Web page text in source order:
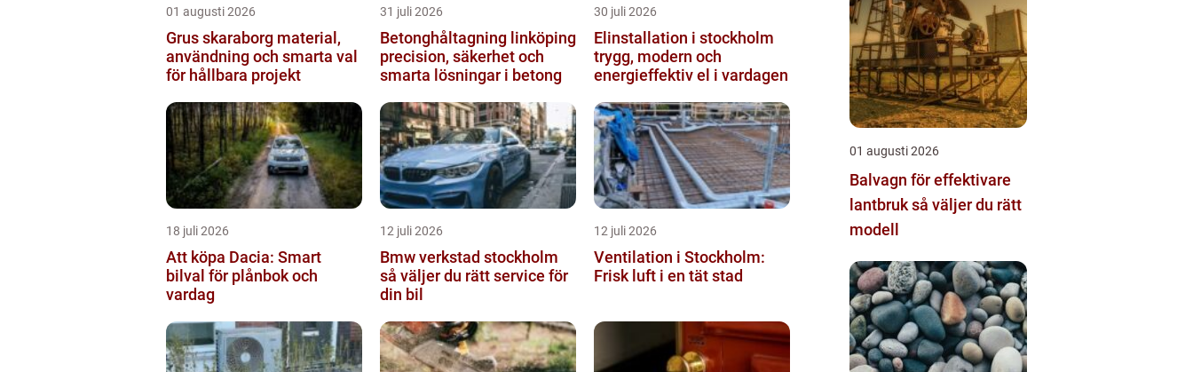
01 augusti 2026
Grus skaraborg material,
användning och smarta val
för hållbara projekt
31 juli 2026
Betonghåltagning linköping
precision, säkerhet och
smarta lösningar i betong
30 juli 2026
Elinstallation i stockholm
trygg, modern och
energieffektiv el i vardagen
18 juli 2026
Att köpa Dacia: Smart
bilval för plånbok och
vardag
12 juli 2026
Bmw verkstad stockholm
så väljer du rätt service för
din bil
12 juli 2026
Ventilation i Stockholm:
Frisk luft i en tät stad
01 augusti 2026
Balvagn för effektivare
lantbruk så väljer du rätt
modell